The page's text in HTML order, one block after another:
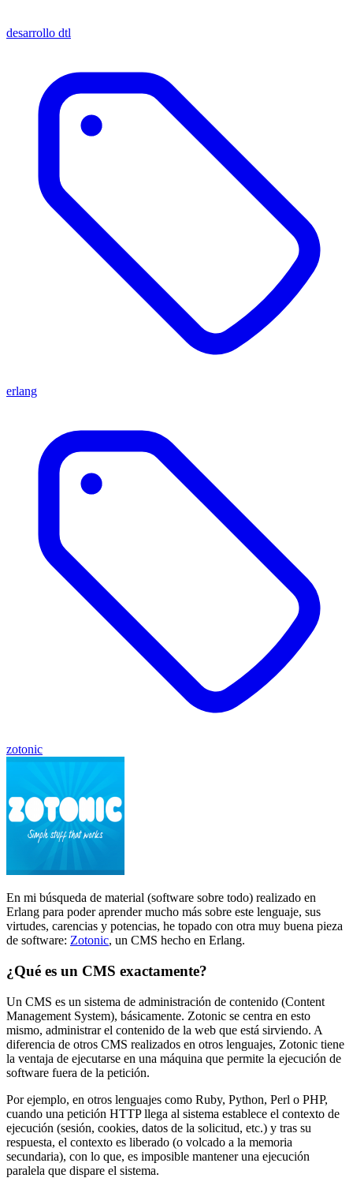
desarrollo dtl
erlang
zotonic
En mi búsqueda de material (software sobre todo) realizado en
Erlang para poder aprender mucho más sobre este lenguaje, sus
virtudes, carencias y potencias, he topado con otra muy buena pieza
de software: Zotonic, un CMS hecho en Erlang.
¿Qué es un CMS exactamente?
Un CMS es un sistema de administración de contenido (Content
Management System), básicamente. Zotonic se centra en esto
mismo, administrar el contenido de la web que está sirviendo. A
diferencia de otros CMS realizados en otros lenguajes, Zotonic tiene
la ventaja de ejecutarse en una máquina que permite la ejecución de
software fuera de la petición.
Por ejemplo, en otros lenguajes como Ruby, Python, Perl o PHP,
cuando una petición HTTP llega al sistema establece el contexto de
ejecución (sesión, cookies, datos de la solicitud, etc.) y tras su
respuesta, el contexto es liberado (o volcado a la memoria
secundaria), con lo que, es imposible mantener una ejecución
paralela que dispare el sistema.